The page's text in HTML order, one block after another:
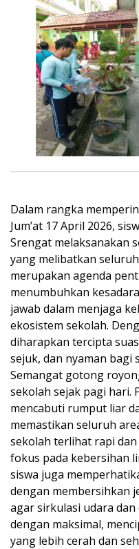
Dalam rangka
Jum’at 17 April 2026,
Srengat melaksanakan
yang melibatkan
merupakan agenda
menumbuhkan
jawab dalam menjaga
ekosistem sekolah.
diharapkan tercipta
sejuk, dan nyaman bagi
Semangat gotong
sekolah sejak pagi hari.
mencabuti rumput liar
memastikan seluruh
sekolah terlihat rapi dan
fokus pada kebersihan
siswa juga
dengan membersihkan
agar sirkulasi udara
dengan maksimal,
yang lebih cerah dan